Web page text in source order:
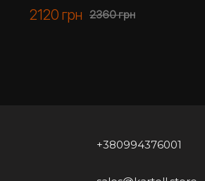
2360грн
2120 грн
+380994376001